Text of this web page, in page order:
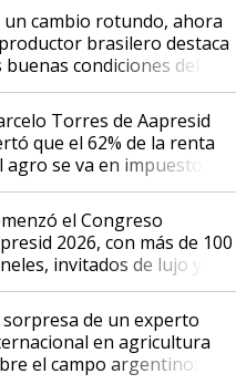
es hablar de todo el
productivo"
un cambio rotundo, ahora
brasilero destaca
buenas condiciones del
argentino para invertir:
veo más motivados"
Torres de Aapresid
que el 62% de la renta
agro se va en impuestos:
es bueno que en
se sigan discutiendo
mismas cosas de hace 50
el Congreso
2026, con más de 100
invitados de lujo y
las tendencias
sorpresa de un experto
en agricultura
el campo argentino: